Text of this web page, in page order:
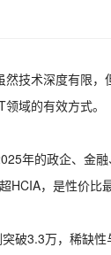
技术深度有限
域的有效方式。
年的政企、金
HCIA，是性价比
破3.3万，稀缺